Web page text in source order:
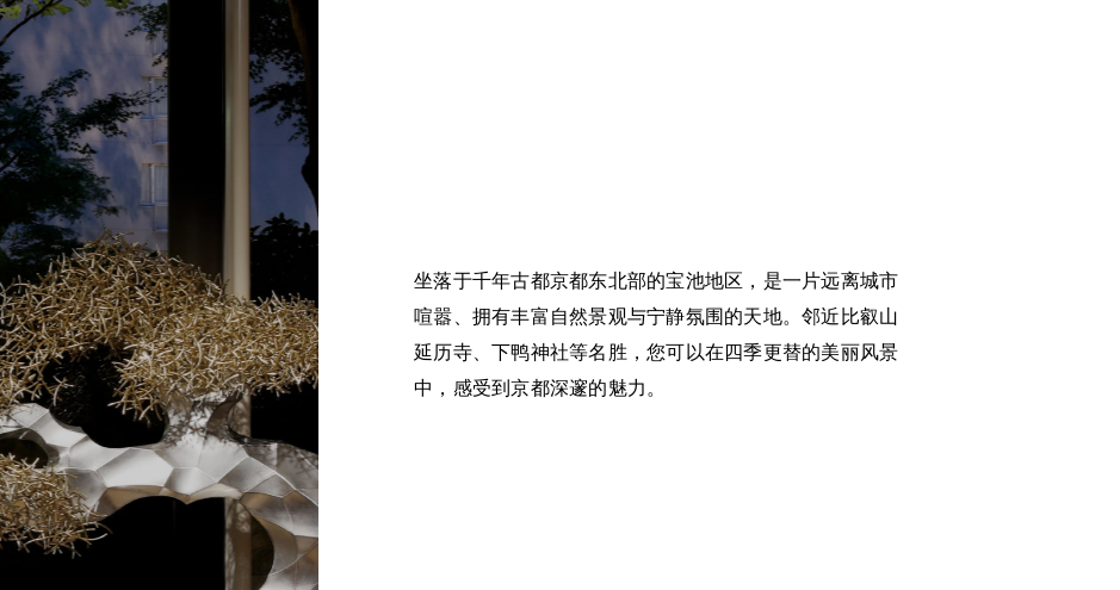
坐落于千年古都京都东北部的宝池地区，是一片远离城市
喧嚣、拥有丰富自然景观与宁静氛围的天地。邻近比叡山
延历寺、下鸭神社等名胜，您可以在四季更替的美丽风景
中，感受到京都深邃的魅力。